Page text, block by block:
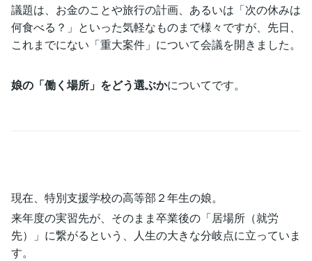
議題は、お金のことや旅行の計画、あるいは「次の休みは
何食べる？」といった気軽なものまで様々ですが、先日、
これまでにない「重大案件」について会議を開きました。
娘の「働く場所」をどう選ぶかについてです。
現在、特別支援学校の高等部２年生の娘。
来年度の実習先が、そのまま卒業後の「居場所（就労
先）」に繋がるという、人生の大きな分岐点に立っていま
す。